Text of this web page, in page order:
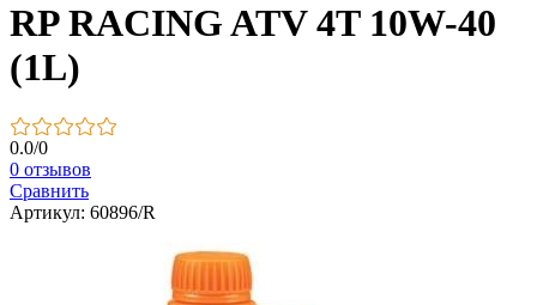
RP RACING ATV 4T 10W-40
(1L)
0.0/0
0 отзывов
Сравнить
Артикул: 60896/R